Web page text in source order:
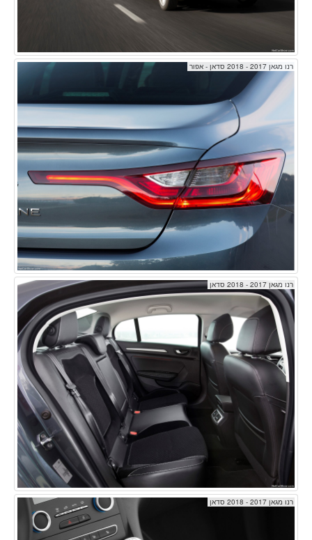
רנו מגאן 2017 - 2018 סדאן - אפור
רנו מגאן 2017 - 2018 סדאן
רנו מגאן 2017 - 2018 סדאן